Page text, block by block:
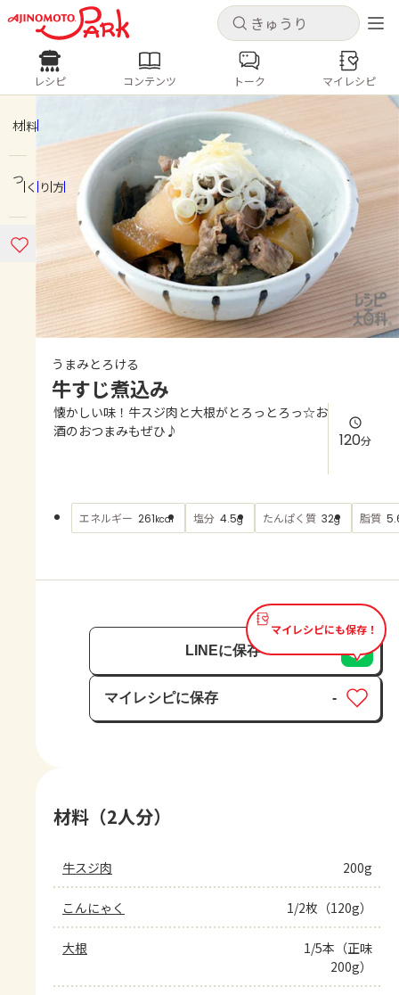
キャンセル
ログインするとレシピを保存できます
ログイン 新規登録
ホーム
コンテンツ
レシピ
トーク
よくあるお問い合わせ
AJINOMOTO PARK とは
キャンセル
レシピ コンテンツ
人気の食材・レシピ
きゅうり なす トマト
とうもろこし
ピーマン
みょうが ゴーヤ
レシピ コンテンツ トーク マイレシピ
材料
つくり方
うまみとろける
牛すじ煮込み
懐かしい味！牛スジ肉と大根がとろっとろっ☆お
酒のおつまみもぜひ♪
120分
エネルギー 261kcal 塩分 4.5g たんぱく質 32g 脂質
マイレシピにも保存！
LINEに保存
マイレシピに保存
保存済み
-
材料（2人分）
牛スジ肉 200g
こんにゃく 1/2枚（120g）
大根
1/5本（正味
200g）